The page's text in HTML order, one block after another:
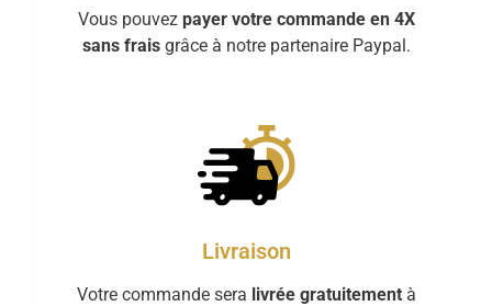
Vous pouvez payer votre commande en 4X
sans frais grâce à notre partenaire Paypal.
Livraison
Votre commande sera livrée gratuitement à